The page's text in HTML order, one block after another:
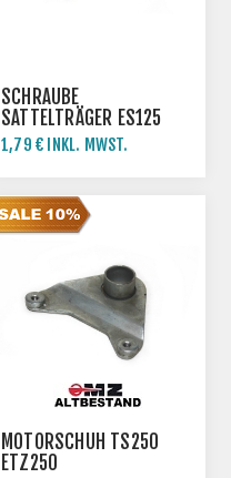
SCHRAUBE
SATTELTRÄGER ES125
ES150 TS125 TS150
1,79 € INKL. MWST.
MOTORSCHUH TS250
ETZ250